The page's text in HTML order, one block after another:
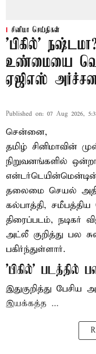
சினிமா செய்திகள்
'பிகில்'
உண்மையை
ஏஜிஎஸ்
Published on: 07 Aug 2026,
சென்னை,
தமிழ் சினிமாவின்
நிறுவனங்களில்
என்டர்டெயின்மென்டின்
தலைமை செயல்
கல்பாத்தி, சமீபத்திய
திரைப்படம், நடிகர்
அட்லீ குறித்து பல
பகிர்ந்துள்ளார்.
'பிகில்' படத்தில்
இதுகுறித்து
இயக்கத்த ...